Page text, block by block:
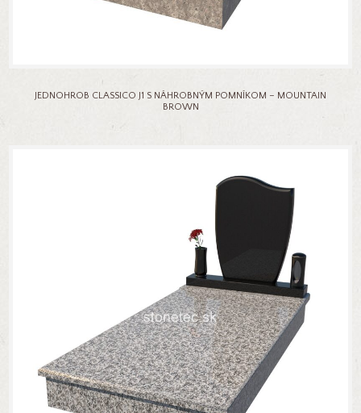
JEDNOHROB CLASSICO J1 S NÁHROBNÝM POMNÍKOM – MOUNTAIN
BROWN